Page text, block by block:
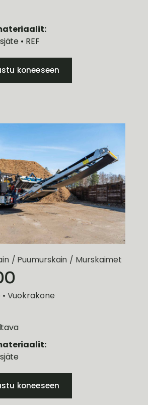
• REF
koneeseen
/ Puumurskain / Murskaimet
Vuokrakone
koneeseen